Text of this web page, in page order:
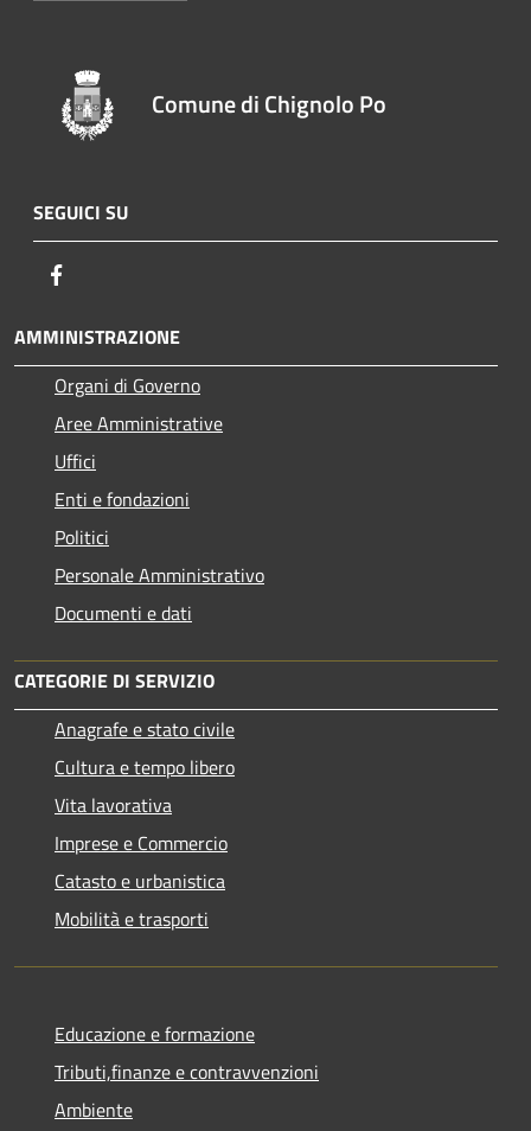
Comune di Chignolo Po
SEGUICI SU
AMMINISTRAZIONE
Organi di Governo
Aree Amministrative
Uffici
Enti e fondazioni
Politici
Personale Amministrativo
Documenti e dati
CATEGORIE DI SERVIZIO
Anagrafe e stato civile
Cultura e tempo libero
Vita lavorativa
Imprese e Commercio
Catasto e urbanistica
Mobilità e trasporti
Educazione e formazione
Tributi,finanze e contravvenzioni
Ambiente